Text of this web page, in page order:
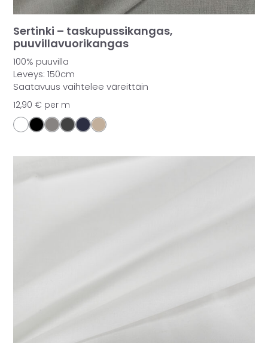
Sertinki – taskupussikangas,
puuvillavuorikangas
100% puuvilla
Leveys: 150cm
Saatavuus vaihtelee väreittäin
12,90€ per m